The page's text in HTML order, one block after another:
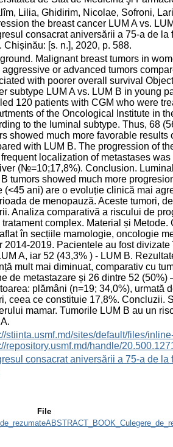
Lilia, Ghidirim, Nicolae, Sofroni,
the breast cancer LUM A vs.
consacrat aniversării a 75-a de la
Chișinău: [s. n.], 2020, p. 588.
Malignant breast tumors in
aggressive or advanced tumors
with poorer overall survival
subtype LUM A vs. LUM B in young
120 patients with CGM who were
of the Oncological Institute in
to the luminal subtype. Thus, 68
showed much more favorable
with LUM B. The progression of
frequent localization of metastases
(№=10;17,8%). Conclusion.
B tumors showed much more
(<45 ani) are o evoluție clinică mai
de menopauză. Aceste tumori,
Analiza comparativă a riscului de
tratament complex. Material și
în secțiile mamologie, oncologie
2014-2019. Pacientele au fost
A, iar 52 (43,3% ) - LUM B.
mult mai diminuat, comparativ cu
de metastazare și 26 dintre 52
plămâni (n=19; 34,0%), urmată
ceea ce constituie 17,8%. Concluzii.
mamar. Tumorile LUM B au un
stiinta.usmf.md/sites/default/files/
repository.usmf.md/handle/
consacrat aniversării a 75-a de la
File